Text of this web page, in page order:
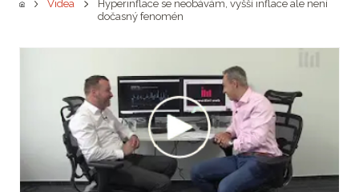
Videa
Hyperinflace se neobávám, vyšší inflace ale není
dočasný fenomén